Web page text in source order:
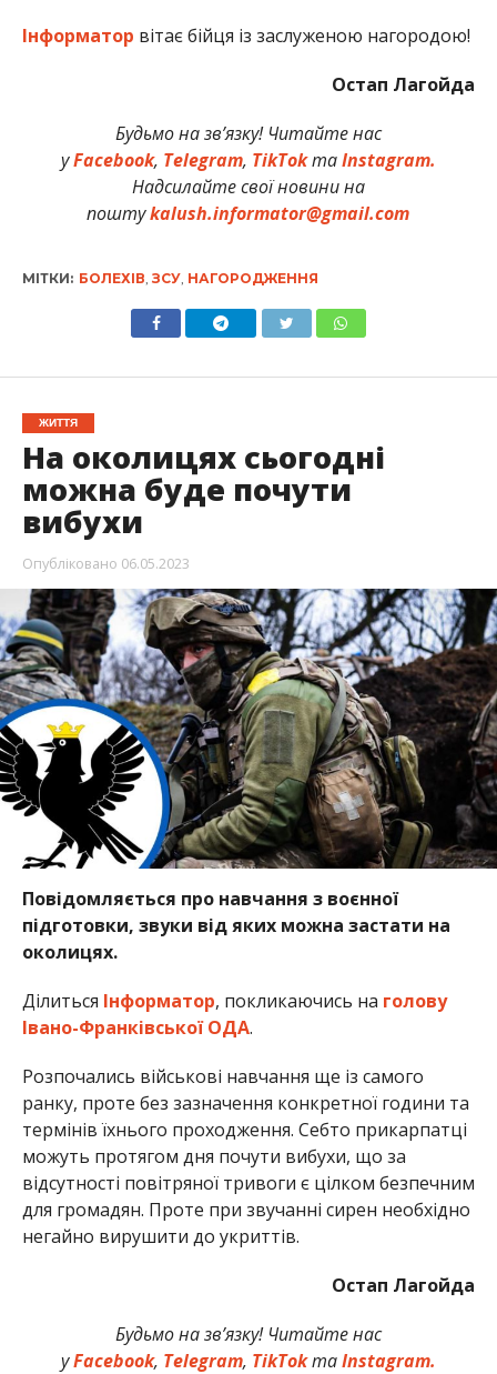
Інформатор вітає бійця із заслуженою нагородою!
Остап Лагойда
Будьмо на зв’язку! Читайте нас
уFacebook, Telegram, TikTokтаInstagram.
Надсилайте свої новини на
поштуkalush.informator@gmail.com
МІТКИ: БОЛЕХІВ ЗСУ, НАГОРОДЖЕННЯ
ЖИТТЯ
На околицях сьогодні
можна буде почути
вибухи
Опубліковано 06.05.2023
Повідомляється про навчання з воєнної
підготовки, звуки від яких можна застати на
околицях.
Ділиться Інформатор, покликаючись на голову
Івано-Франківської ОДА.
Розпочались військові навчання ще із самого
ранку, проте без зазначення конкретної години та
термінів їхнього проходження. Себто прикарпатці
можуть протягом дня почути вибухи, що за
відсутності повітряної тривоги є цілком безпечним
для громадян. Проте при звучанні сирен необхідно
негайно вирушити до укриттів.
Остап Лагойда
Будьмо на зв’язку! Читайте нас
уFacebook, Telegram, TikTokтаInstagram.